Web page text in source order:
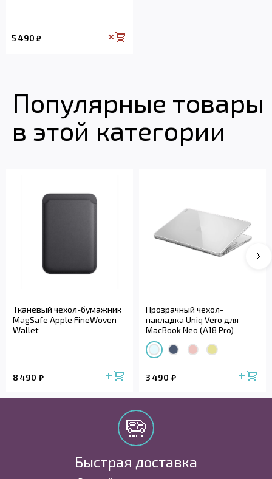
5 490 ₽
Популярные товары
в этой категории
Тканевый чехол-бумажник
MagSafe Apple FineWoven
Wallet
8 490
Прозрачный чехол-
накладка Uniq Vero для
MacBook Neo (A18 Pro)
3 490
Быстрая доставка